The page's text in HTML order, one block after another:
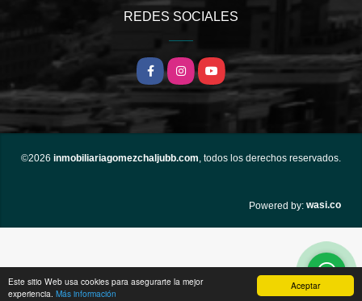
Aceptar
Este sitio Web usa cookies para asegurarte la mejor
experiencia. Más información
REDES SOCIALES
FacebookInstagramYouTube
©2026 inmobiliariagomezchaljubb.com, todos los derechos reservados.
Powered by: wasi.co